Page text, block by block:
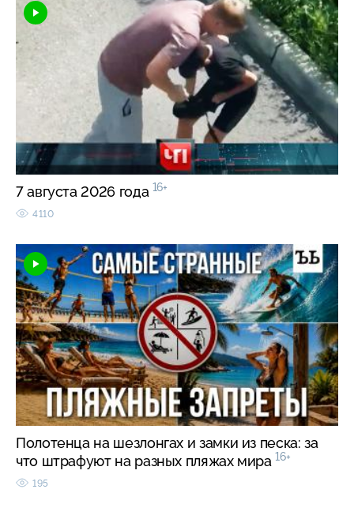
7 августа 2026 года 16+
4110
Полотенца на шезлонгах и замки из песка: за
что штрафуют на разных пляжах мира 16+
195